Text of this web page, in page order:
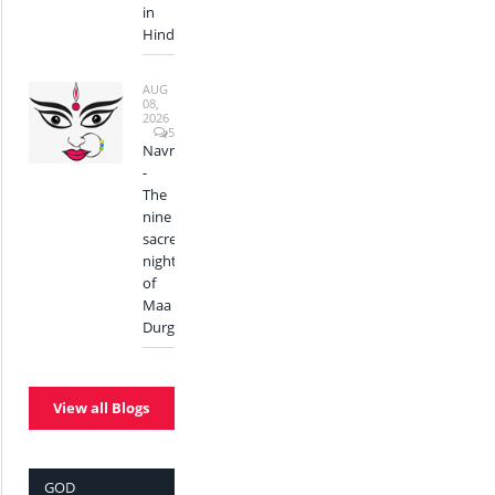
in
Hinduism?
AUG
08,
2026
5
Navratri
-
The
nine
sacred
nights
of
Maa
Durga
View all Blogs
GOD